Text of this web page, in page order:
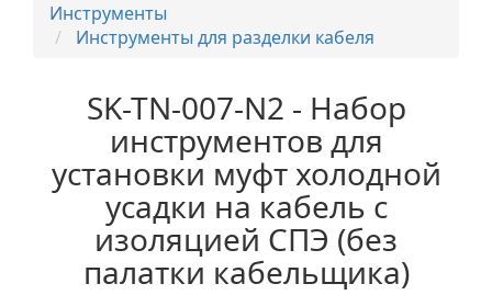
Инструменты
Инструменты для разделки кабеля
SK-TN-007-N2 - Набор
инструментов для
установки муфт холодной
усадки на кабель с
изоляцией СПЭ (без
палатки кабельщика)